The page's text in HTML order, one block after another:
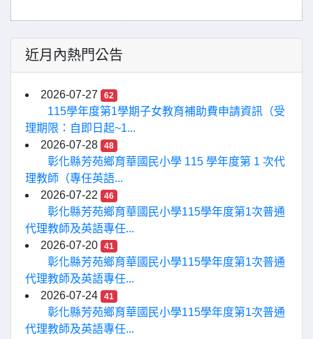
近月內熱門公告
2026-07-27 62
115學年度第1學期子女教育補助費申請資訊（受
理期限：自即日起~1...
2026-07-28
48
彰化縣芳苑鄉育華國民小學 115 學年度第 1 次代
理教師（專任英語...
2026-07-22
46
彰化縣芳苑鄉育華國民小學115學年度第1次普通
代理教師及英語專任...
2026-07-20
41
彰化縣芳苑鄉育華國民小學115學年度第1次普通
代理教師及英語專任...
2026-07-24
41
彰化縣芳苑鄉育華國民小學115學年度第1次普通
代理教師及英語專任...